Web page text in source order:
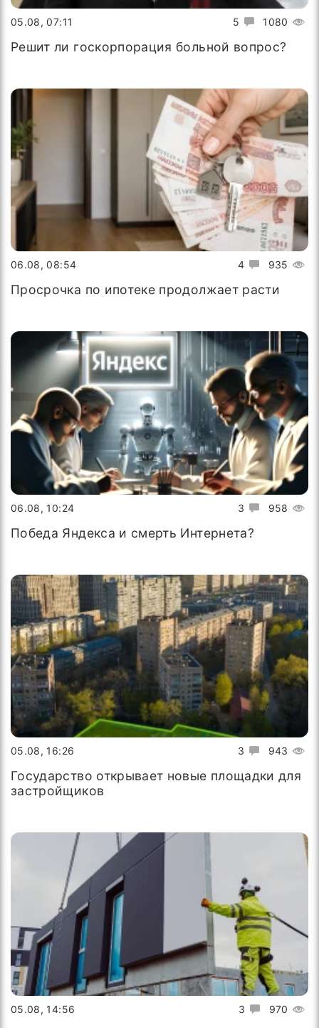
5 1080
05.08, 07:11
Решит ли госкорпорация больной вопрос?
4 935
06.08, 08:54
Просрочка по ипотеке продолжает расти
3 958
06.08, 10:24
Победа Яндекса и смерть Интернета?
3 943
05.08, 16:26
Государство открывает новые площадки для
застройщиков
3 970
05.08, 14:56